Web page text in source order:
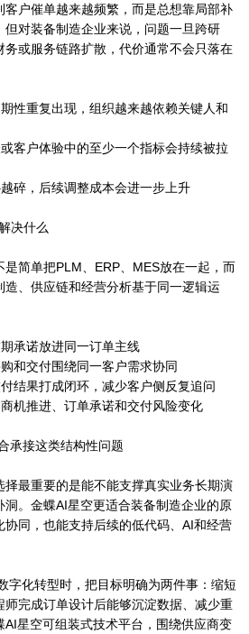
户催单越来越频繁，而是总想靠局部补
对装备制造企业来说，问题一旦跨研
务或服务链路扩散，代价通常不会只落在
性重复出现，组织越来越依赖关键人和
客户体验中的至少一个指标会持续被拉
碎，后续调整成本会进一步上升
决什么
简单把PLM、ERP、MES放在一起，而
、供应链和经营分析基于同一逻辑运
承诺放进同一订单主线
和交付围绕同一客户需求协同
结果打成闭环，减少客户侧反复追问
机推进、订单承诺和交付风险变化
承接这类结构性问题
择最重要的是能不能支撑真实业务长期演
。金蝶AI星空更适合装备制造企业的原
协同，也能支持后续的低代码、AI和经营
字化转型时，把目标明确为两件事：缩短
完成订单设计后能够沉淀数据、减少重
星空可组装式技术平台，围绕供应商变